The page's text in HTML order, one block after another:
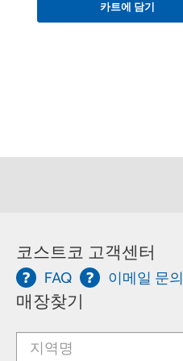
카트에 담기
코스트코 고객센터
FAQ 이메일 문의
매장찾기